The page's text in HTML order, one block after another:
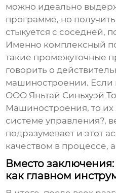
можно идеально
программе, но
стыкуется с соседней,
Именно комплексный
такие промежуточные
говорить о
машиностроении. Если
ООО Яньтай Синьхуэй
Машиностроения, то
системе управления?,
подразумевает и этот
качеством в процессе,
Вместо
как главном